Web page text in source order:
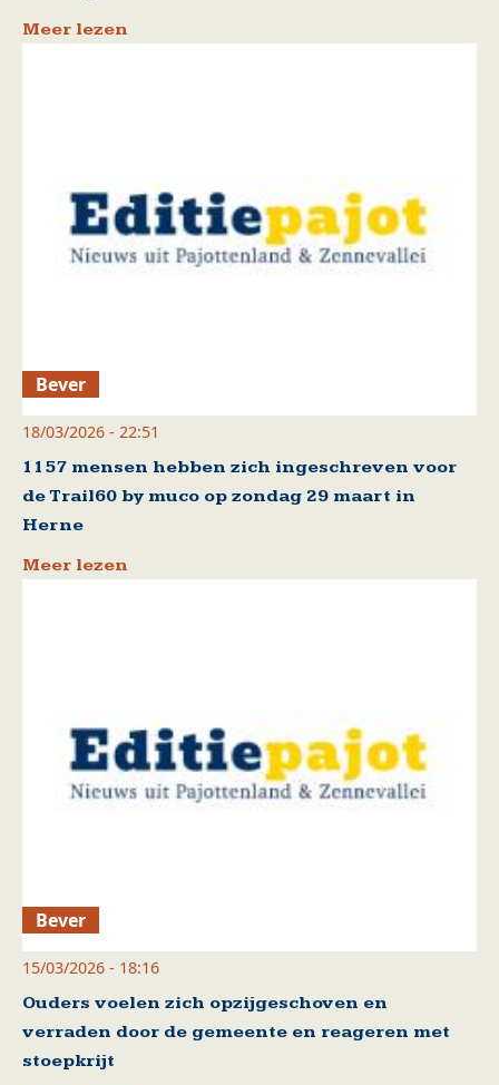
Meer lezen
Bever
18/03/2026 - 22:51
1157 mensen hebben zich ingeschreven voor
de Trail60 by muco op zondag 29 maart in
Herne
Meer lezen
Bever
15/03/2026 - 18:16
Ouders voelen zich opzijgeschoven en
verraden door de gemeente en reageren met
stoepkrijt